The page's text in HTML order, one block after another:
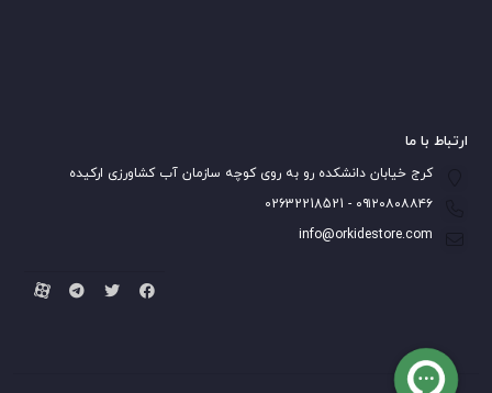
ارتباط با ما
کرج خیابان دانشکده رو به روی کوچه سازمان آب کشاورزی ارکیده
۰۹۱۲۰۸۰۸۸۴۶ - 02632218521
info@orkidestore.com